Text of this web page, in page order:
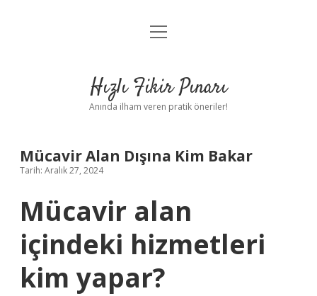
Anasayfa
Yasal Uyarı
menüyü
Hızlı Fikir Pınarı
Anında ilham veren pratik öneriler!
Mücavir Alan Dışına Kim Bakar
Tarih: Aralık 27, 2024
Mücavir alan
içindeki hizmetleri
kim yapar?